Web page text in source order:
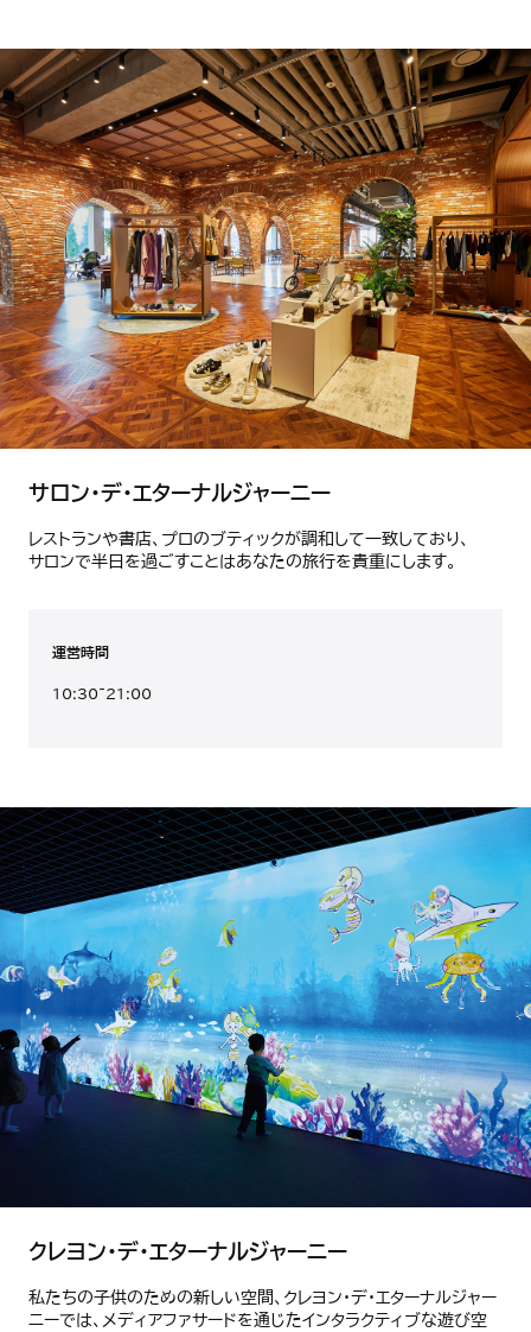
サロン・デ・エターナルジャーニー
レストランや書店、プロのブティックが調和して一致しており、
サロンで半日を過ごすことはあなたの旅行を貴重にします。
運営時間
10:30~21:00
クレヨン・デ・エターナルジャーニー
私たちの子供のための新しい空間、クレヨン・デ・エターナルジャー
ニーでは、メディアファサードを通じたインタラクティブな遊び空